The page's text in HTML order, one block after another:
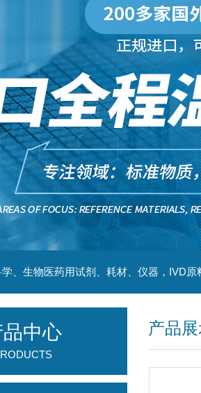
、生物医药用试剂、耗材、仪器，IVD原
产品
品中心